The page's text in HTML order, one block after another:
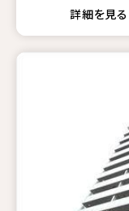
詳細を見る